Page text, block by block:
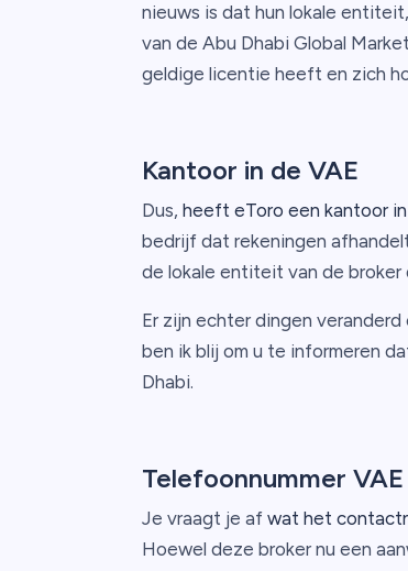
nieuws is dat hun lokale
van de Abu Dhabi Global
geldige licentie heeft en zich
Kantoor in de VAE
Dus, heeft eToro een kantoor in
bedrijf dat rekeningen
de lokale entiteit van de
Er zijn echter dingen
ben ik blij om u te informeren
Dhabi.
Telefoonnummer VAE
Je vraagt je af wat het
Hoewel deze broker nu een